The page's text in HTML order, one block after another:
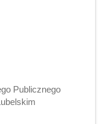
Publicznego